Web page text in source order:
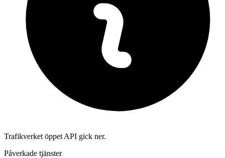
Trafikverket öppet API gick ner.
Påverkade tjänster